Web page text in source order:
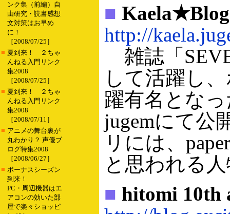
ンク集（前編）自
由研究・読書感想
文対策はお早め
に！
［2008/07/25］
■ 夏到来！ ２ちゃ
んねる入門リンク
集2008
［2008/07/25］
■ 夏到来！ ２ちゃ
んねる入門リンク
集2008
［2008/07/11］
■ アニメの舞台裏が
丸わかり？ 声優ブ
ログ特集2008
［2008/06/27］
■ ボーナスシーズン
到来！
PC・周辺機器はエ
アコンの効いた部
屋で楽々ショッピ
■ Kaela★Blog
http://
雑誌「
して活躍し
躍有名とな
jugemにて公
リには、
と思われる
■ hitomi 10th